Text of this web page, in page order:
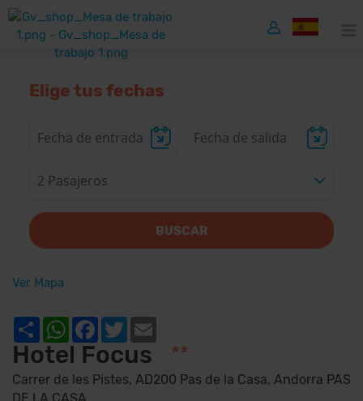
Elige tus fechas
2 Pasajeros
BUSCAR
Ver Mapa
Share WhatsAppFacebook
Twitter
Hotel Focus **
Carrer de les Pistes, AD200 Pas de la Casa, Andorra PAS